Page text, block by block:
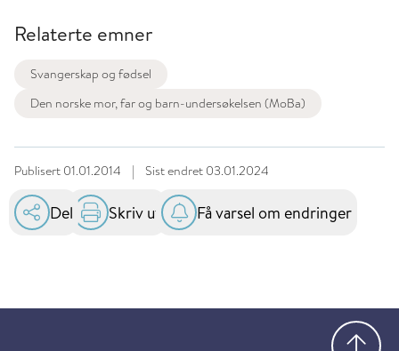
Relaterte emner
Svangerskap og fødsel
Den norske mor, far og barn-undersøkelsen (MoBa)
Publisert 01.01.2014 | Sist endret 03.01.2024
Del Skriv ut Få varsel om endringer